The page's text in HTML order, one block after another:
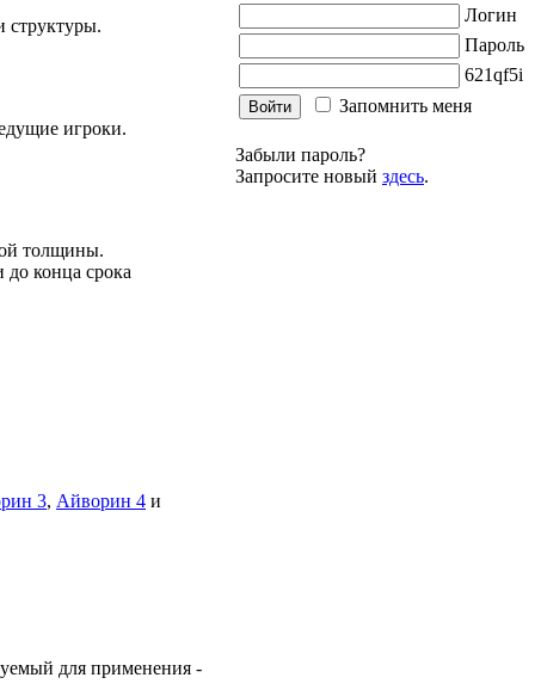
структуры.
игроки.
толщины.
до конца срока
3, Айворин 4 и
для применения -
Логин
Пароль
1qf
Запомнить меня
Забыли пароль?
Запросите новый здесь.